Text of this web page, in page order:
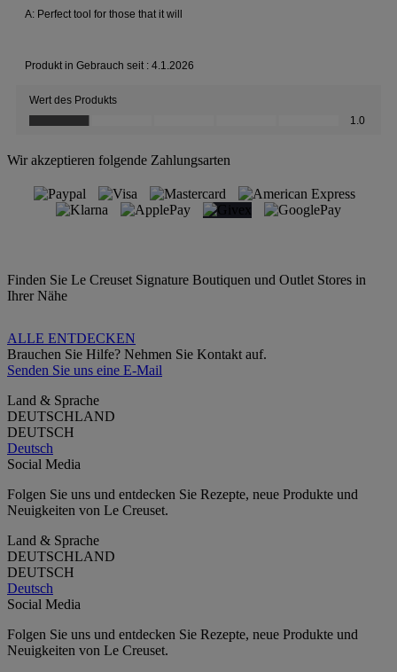
Wir akzeptieren folgende Zahlungsarten
Finden Sie Le Creuset Signature Boutiquen und Outlet Stores in
Ihrer Nähe
ALLE ENTDECKEN
Brauchen Sie Hilfe? Nehmen Sie Kontakt auf.
Senden Sie uns eine E-Mail
Land & Sprache
DEUTSCHLAND
DEUTSCH
Deutsch
Social Media
Folgen Sie uns und entdecken Sie Rezepte, neue Produkte und
Neuigkeiten von Le Creuset.
Land & Sprache
DEUTSCHLAND
DEUTSCH
Deutsch
Social Media
Folgen Sie uns und entdecken Sie Rezepte, neue Produkte und
Neuigkeiten von Le Creuset.